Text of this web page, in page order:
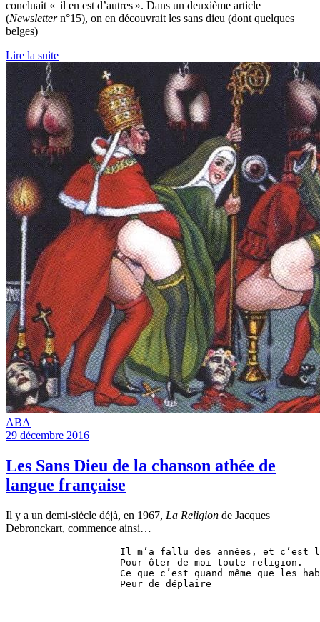
concluait « il en est d’autres ». Dans un deuxième article
(Newslettern°15), on en découvrait les sans dieu (dont quelques
belges)
Lire la suite
ABA
29 décembre 2016
Les Sans Dieu de la chanson athée de
langue française
Il y a un demi-siècle déjà, en 1967, La Religion de Jacques
Debronckart, commence ainsi…
Il m’a fallu des années, et c’est
Pour ôter de moi toute religion.
Ce que c’est quand même que